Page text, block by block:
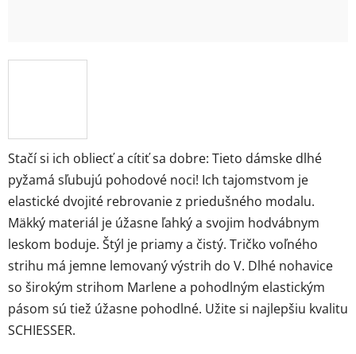
Stačí si ich obliecť a cítiť sa dobre: Tieto dámske dlhé
pyžamá sľubujú pohodové noci! Ich tajomstvom je
elastické dvojité rebrovanie z priedušného modalu.
Mäkký materiál je úžasne ľahký a svojim hodvábnym
leskom boduje. Štýl je priamy a čistý. Tričko voľného
strihu má jemne lemovaný výstrih do V. Dlhé nohavice
so širokým strihom Marlene a pohodlným elastickým
pásom sú tiež úžasne pohodlné. Užite si najlepšiu kvalitu
SCHIESSER.